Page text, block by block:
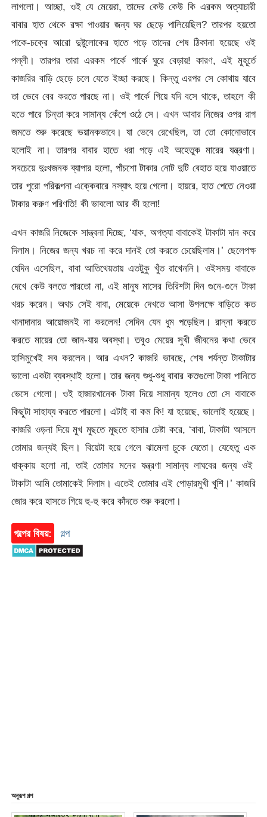
লাগলো। আচ্ছা, ওই যে মেয়েরা, তাদের কেউ কেউ কি এরকম অত্যাচারী
বাবার হাত থেকে রক্ষা পাওয়ার জন্য ঘর ছেড়ে পালিয়েছিল? তারপর হয়তো
পাকে-চক্রে আরো দুষ্টুলোকের হাতে পড়ে তাদের শেষ ঠিকানা হয়েছে ওই
পল্লী। তারপর তারা এরকম পার্কে পার্কে ঘুরে বেড়ায়! কারণ, এই মুহূর্তে
কাজরির বাড়ি ছেড়ে চলে যেতে ইচ্ছা করছে। কিন্তু এরপর সে কোথায় যাবে
তা ভেবে বের করতে পারছে না। ওই পার্কে গিয়ে যদি বসে থাকে, তাহলে কী
হতে পারে চিন্তা করে সামান্য কেঁপে ওঠে সে। এখন আবার নিজের ওপর রাগ
জমতে শুরু করেছে ভয়ানকভাবে। যা ভেবে রেখেছিল, তা তো কোনোভাবে
হলোই না। তারপর বাবার হাতে ধরা পড়ে এই অহেতুক মারের যন্ত্রণা।
সবচেয়ে দুঃখজনক ব্যাপার হলো, পাঁচশো টাকার নোট দুটি বেহাত হয়ে যাওয়াতে
তার পুরো পরিকল্পনা এক্কেবারে নস্যাৎ হয়ে গেলো। হায়রে, হাত পেতে নেওয়া
টাকার করুণ পরিণতি! কী ভাবলো আর কী হলো!
এখন কাজরি নিজেকে সান্ত্বনা দিচ্ছে, ‘যাক, অগত্যা বাবাকেই টাকাটা দান করে
দিলাম। নিজের জন্য খরচ না করে দানই তো করতে চেয়েছিলাম।’ ছেলেপক্ষ
যেদিন এসেছিল, বাবা আতিথেয়তায় এতটুকু খুঁত রাখেননি। ওইসময় বাবাকে
দেখে কেউ বলতে পারতো না, এই মানুষ মাসের তিরিশটা দিন গুনে-গুনে টাকা
খরচ করেন। অথচ সেই বাবা, মেয়েকে দেখতে আসা উপলক্ষে বাড়িতে কত
খানাদানার আয়োজনই না করলেন! সেদিন যেন ধুম পড়েছিল। রান্না করতে
করতে মায়ের তো জান-যায় অবস্থা। তবুও মেয়ের সুখী জীবনের কথা ভেবে
হাসিমুখেই সব করলেন। আর এখন? কাজরি ভাবছে, শেষ পর্যন্ত টাকাটার
ভালো একটা ব্যবস্থাই হলো। তার জন্য শুধু-শুধু বাবার কতগুলো টাকা পানিতে
ভেসে গেলো। ওই হাজারখানেক টাকা দিয়ে সামান্য হলেও তো সে বাবাকে
কিছুটা সাহায্য করতে পারলো। এটাই বা কম কি! যা হয়েছে, ভালোই হয়েছে।
কাজরি ওড়না দিয়ে মুখ মুছতে মুছতে হাসার চেষ্টা করে, ‘বাবা, টাকাটা আসলে
তোমার জন্যই ছিল। বিয়েটা হয়ে গেলে ঝামেলা চুকে যেতো। যেহেতু এক
ধাক্কায় হলো না, তাই তোমার মনের যন্ত্রণা সামান্য লাঘবের জন্য ওই
টাকাটা আমি তোমাকেই দিলাম। এতেই তোমার এই পোড়ারমুখী খুশি।’ কাজরি
জোর করে হাসতে গিয়ে হু-হু করে কাঁদতে শুরু করলো।
গল্পের বিষয়: গল্প
অনুরূপ গল্প